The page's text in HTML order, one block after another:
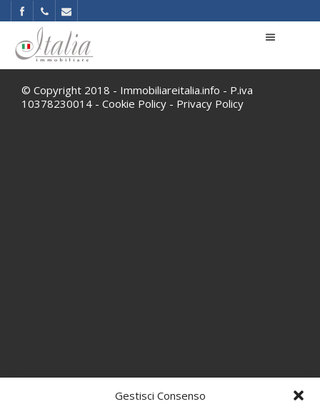
Gestisci Consenso
© Copyright 2018 - Immobiliareitalia.info - P.iva
10378230014 - Cookie Policy - Privacy Policy